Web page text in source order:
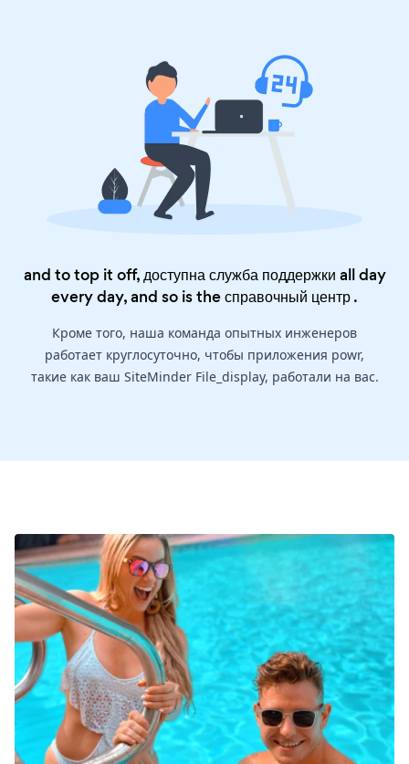
and to top it off, доступна служба поддержки all day
every day, and so is theсправочный центр.
Кроме того, наша команда опытных инженеров
работает круглосуточно, чтобы приложения powr,
такие как ваш SiteMinder File_display, работали на вас.